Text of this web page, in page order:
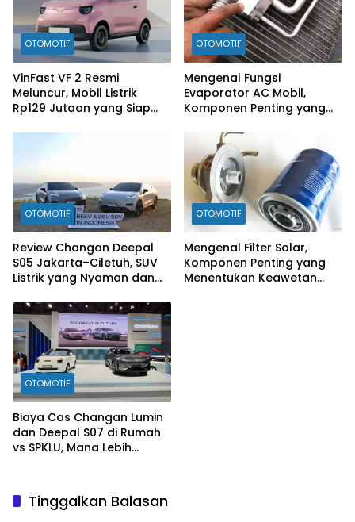
OTOMOTIF
VinFast VF 2 Resmi
Meluncur, Mobil Listrik
Rp129 Jutaan yang Siap
Motor
OTOMOTIF
Mengenal Fungsi
Evaporator AC Mobil,
Komponen Penting yang
OTOMOTIF
Review Changan Deepal
S05 Jakarta–Ciletuh, SUV
Listrik yang Nyaman dan
OTOMOTIF
Mengenal Filter Solar,
Komponen Penting yang
Menentukan Keawetan
OTOMOTIF
Biaya Cas Changan Lumin
dan Deepal S07 di Rumah
vs SPKLU, Mana Lebih
Tinggalkan Balasan